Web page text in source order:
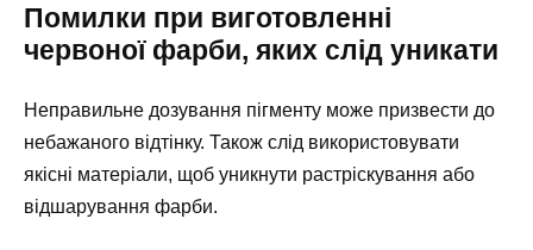
Помилки при виготовленні
червоної фарби, яких слід уникати
Неправильне дозування пігменту може призвести до
небажаного відтінку. Також слід використовувати
якісні матеріали, щоб уникнути растріскування або
відшарування фарби.